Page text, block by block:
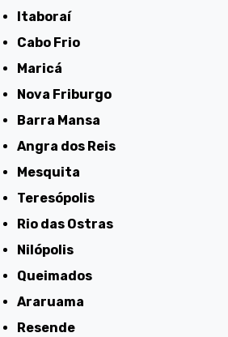
Itaboraí
Cabo Frio
Maricá
Nova Friburgo
Barra Mansa
Angra dos Reis
Mesquita
Teresópolis
Rio das Ostras
Nilópolis
Queimados
Araruama
Resende